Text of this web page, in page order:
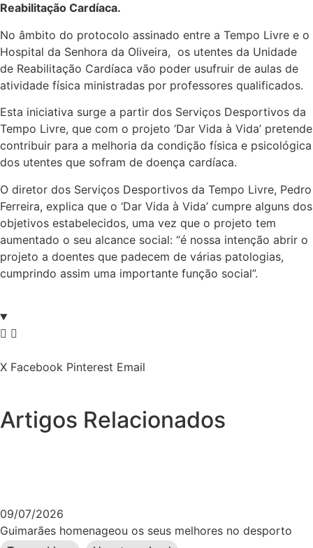
Reabilitação Cardíaca.
No âmbito do protocolo assinado entre a Tempo Livre e o
Hospital da Senhora da Oliveira, os utentes da Unidade
de Reabilitação Cardíaca vão poder usufruir de aulas de
atividade física ministradas por professores qualificados.
Esta iniciativa surge a partir dos Serviços Desportivos da
Tempo Livre, que com o projeto ‘Dar Vida à Vida’ pretende
contribuir para a melhoria da condição física e psicológica
dos utentes que sofram de doença cardíaca.
O diretor dos Serviços Desportivos da Tempo Livre, Pedro
Ferreira, explica que o ‘Dar Vida à Vida’ cumpre alguns dos
objetivos estabelecidos, uma vez que o projeto tem
aumentado o seu alcance social: “é nossa intenção abrir o
projeto a doentes que padecem de várias patologias,
cumprindo assim uma importante função social”.
X Facebook Pinterest Email
Artigos Relacionados
09/07/2026
Guimarães homenageou os seus melhores no desporto